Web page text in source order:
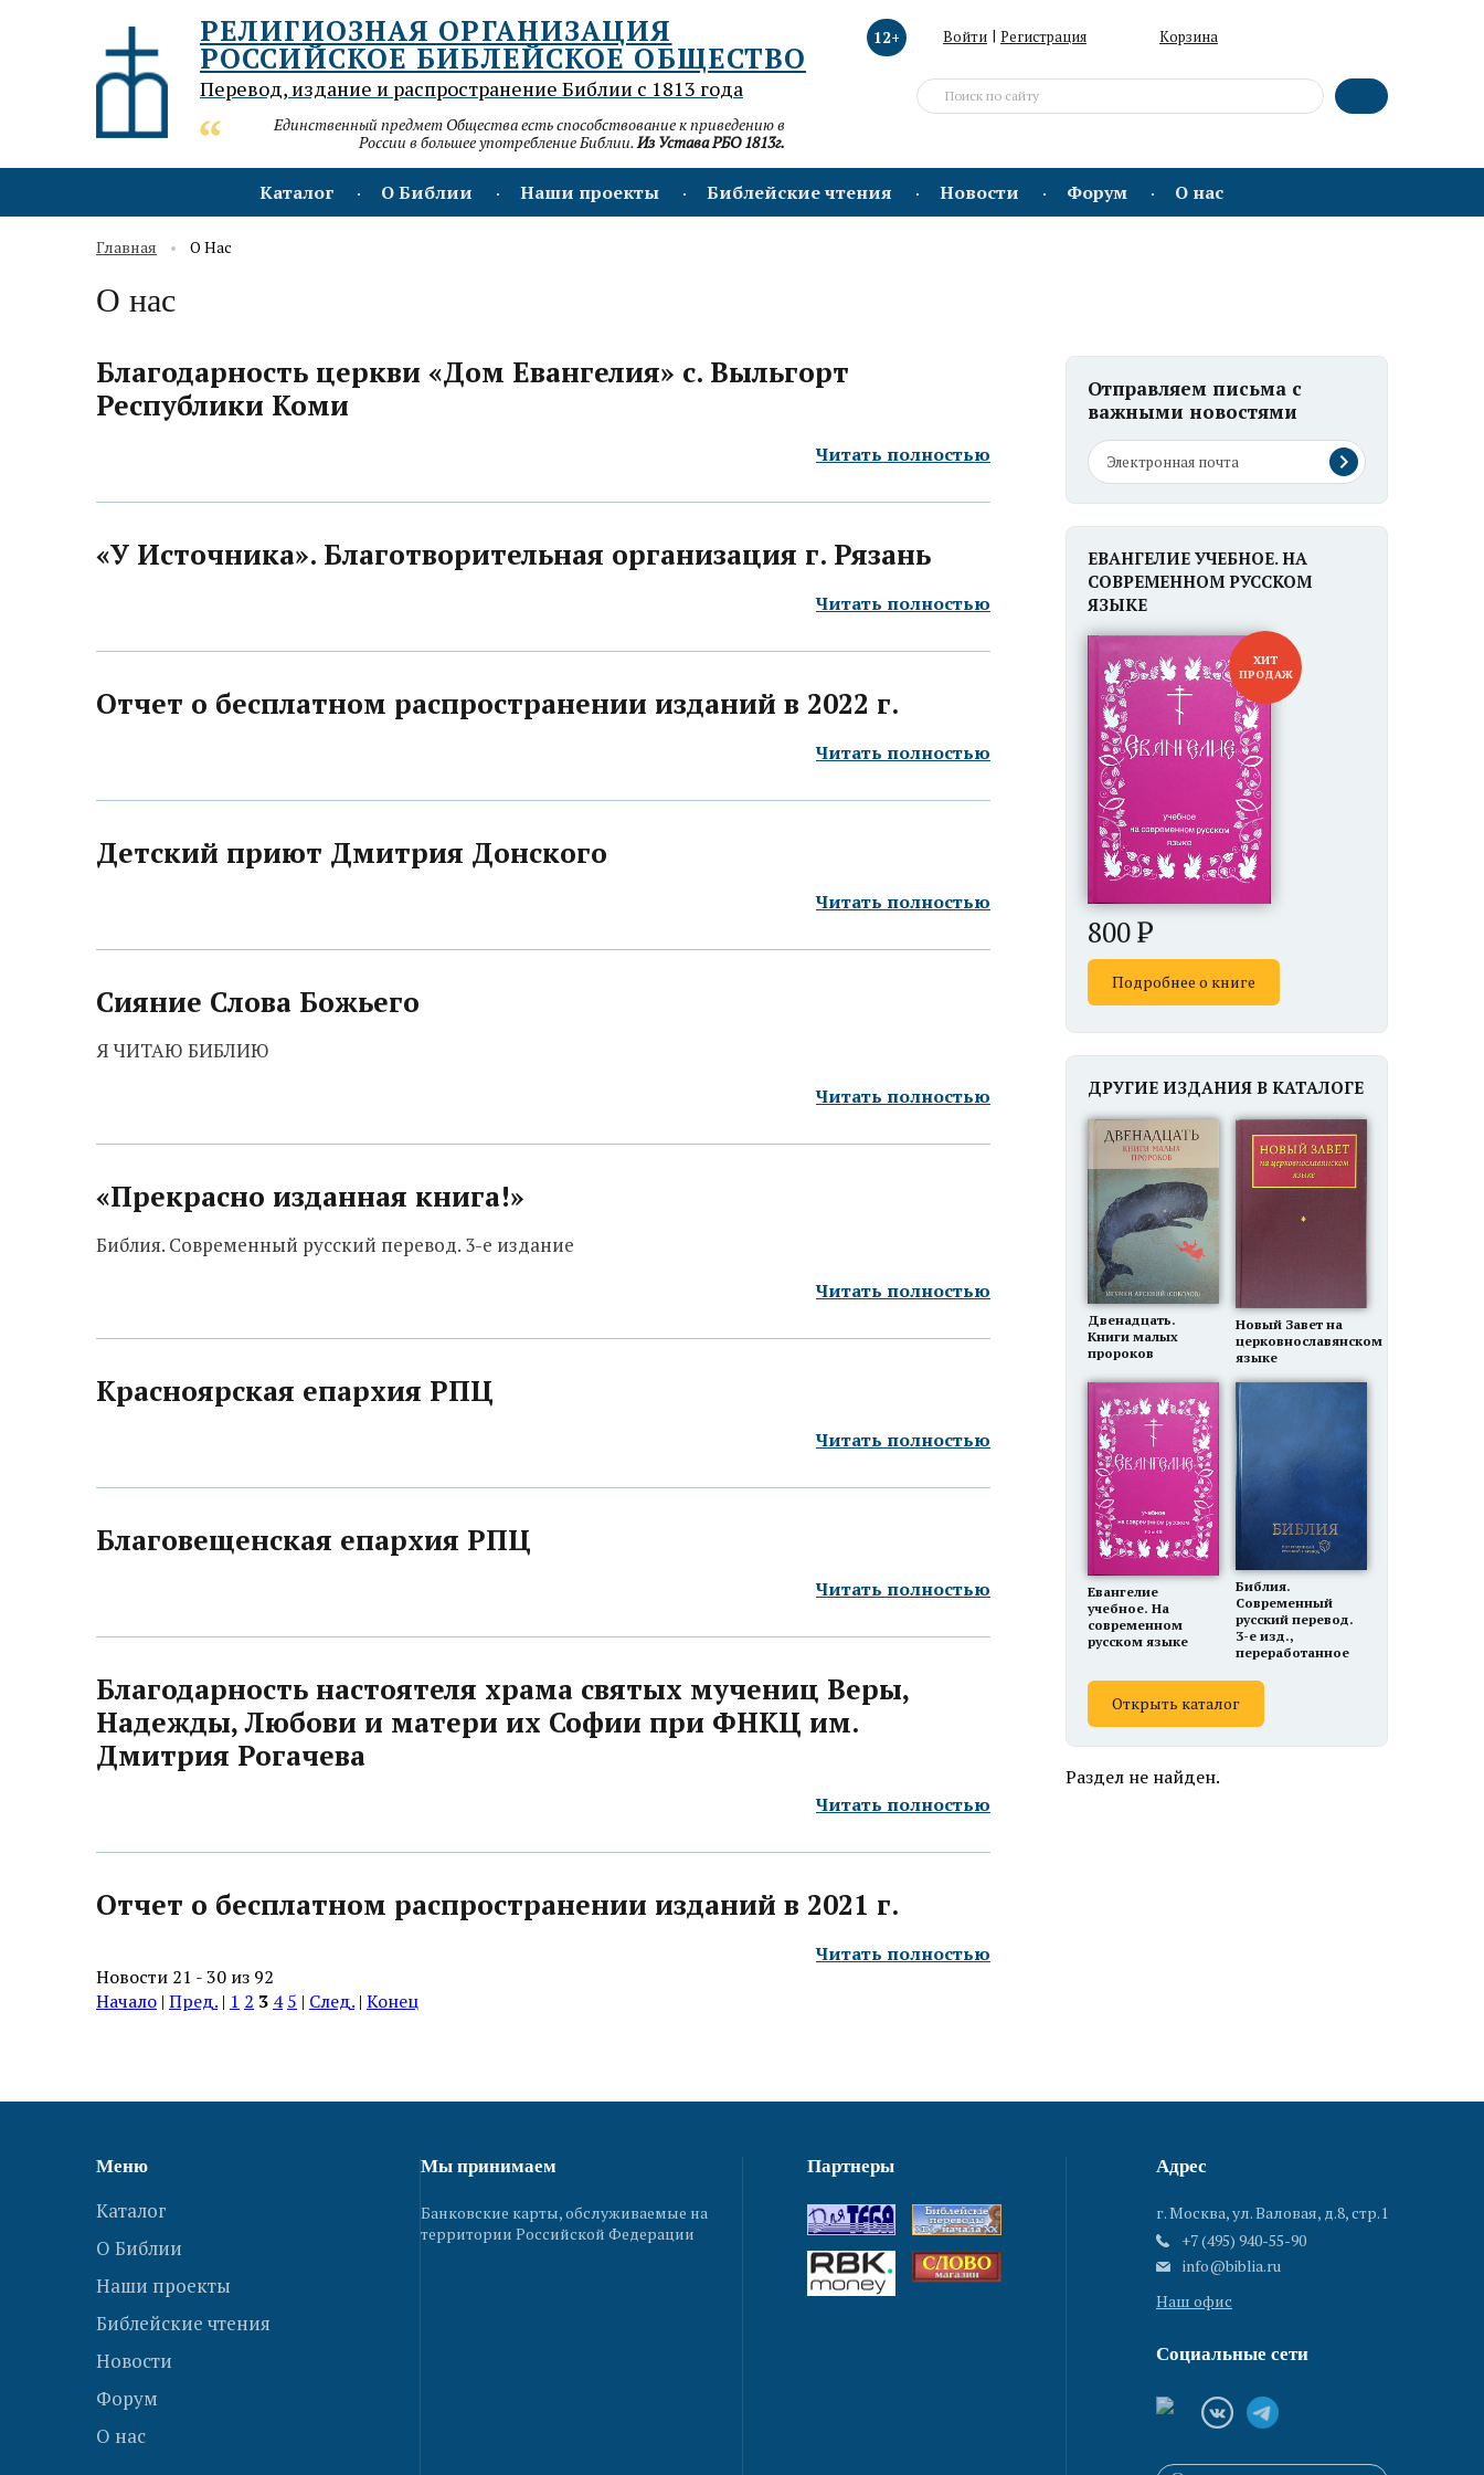
РЕЛИГИОЗНАЯ ОРГАНИЗАЦИЯ
РОССИЙСКОЕ БИБЛЕЙСКОЕ ОБЩЕСТВО
Перевод, издание и распространение Библии с 1813 года
Единственный предмет Общества есть способствование к приведению в
России в большее употребление Библии.Из Устава РБО 1813г.
12+ Войти | Регистрация Корзина
Каталог О Библии Наши проекты Библейские чтения Новости Форум О нас
Главная О Нас
О нас
Благодарность церкви «Дом Евангелия» с. Выльгорт
Республики Коми
Читать полностью
«У Источника». Благотворительная организация г. Рязань
Читать полностью
Отчет о бесплатном распространении изданий в 2022 г.
Читать полностью
Детский приют Дмитрия Донского
Читать полностью
Сияние Слова Божьего
Я ЧИТАЮ БИБЛИЮ
Читать полностью
«Прекрасно изданная книга!»
Библия. Современный русский перевод. 3-е издание
Читать полностью
Красноярская епархия РПЦ
Читать полностью
Благовещенская епархия РПЦ
Читать полностью
Благодарность настоятеля храма святых мучениц Веры,
Надежды, Любови и матери их Софии при ФНКЦ им.
Дмитрия Рогачева
Читать полностью
Отчет о бесплатном распространении изданий в 2021 г.
Читать полностью
Новости 21 - 30 из 92
Начало | Пред. | 1 2 3 4 5 | След. | Конец
Отправляем письма с
важными новостями
ЕВАНГЕЛИЕ УЧЕБНОЕ. НА
СОВРЕМЕННОМ РУССКОМ
ЯЗЫКЕ
ХИТ
ПРОДАЖ
800
Подробнее о книге
ДРУГИЕ ИЗДАНИЯ В КАТАЛОГЕ
Двенадцать.
Книги малых
пророков
Новый Завет на
церковнославянском
языке
Евангелие
учебное. На
современном
русском языке
Библия.
Современный
русский перевод.
3-е изд.,
переработанное
Открыть каталог
Раздел не найден.
Меню
Каталог
О Библии
Наши проекты
Библейские чтения
Новости
Форум
О нас
Мы принимаем
Банковские карты, обслуживаемые на
территории Российской Федерации
Партнеры Адрес
г. Москва, ул. Валовая, д.8, стр.1
+7 (495) 940-55-90
info@biblia.ru
Наш офис
Социальные сети